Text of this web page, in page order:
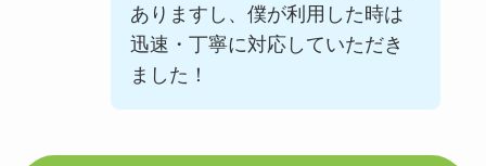
ありますし、僕が利用した時は
迅速・丁寧に対応していただき
ました！